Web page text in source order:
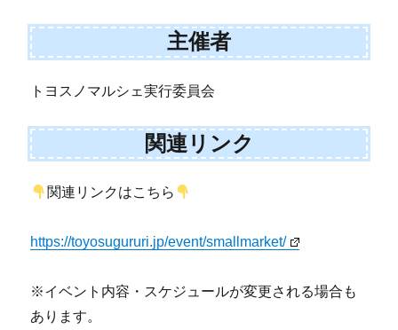
主催者
トヨスノマルシェ実行委員会
関連リンク
関連リンクはこちら
https://toyosugururi.jp/event/smallmarket/
※イベント内容・スケジュールが変更される場合も
あります。